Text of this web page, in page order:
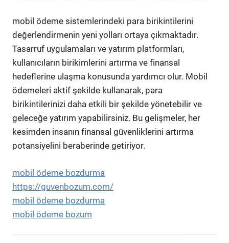
mobil ödeme sistemlerindeki para birikintilerini
değerlendirmenin yeni yolları ortaya çıkmaktadır.
Tasarruf uygulamaları ve yatırım platformları,
kullanıcıların birikimlerini artırma ve finansal
hedeflerine ulaşma konusunda yardımcı olur. Mobil
ödemeleri aktif şekilde kullanarak, para
birikintilerinizi daha etkili bir şekilde yönetebilir ve
geleceğe yatırım yapabilirsiniz. Bu gelişmeler, her
kesimden insanın finansal güvenliklerini artırma
potansiyelini beraberinde getiriyor.
mobil ödeme bozdurma
https://guvenbozum.com/
mobil ödeme bozdurma
mobil ödeme bozum